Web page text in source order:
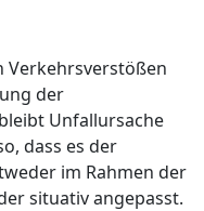
Verkehrsverstößen
der
Unfallursache
dass es der
im Rahmen der
situativ angepasst.